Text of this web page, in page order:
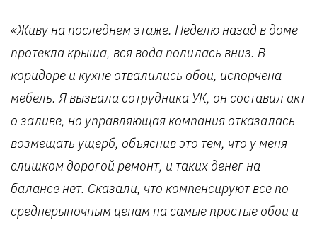
«Живу на последнем этаже. Неделю назад в доме
протекла крыша, вся вода полилась вниз. В
коридоре и кухне отвалились обои, испорчена
мебель. Я вызвала сотрудника УК, он составил акт
о заливе, но управляющая компания отказалась
возмещать ущерб, объяснив это тем, что у меня
слишком дорогой ремонт, и таких денег на
балансе нет. Сказали, что компенсируют все по
среднерыночным ценам на самые простые обои и